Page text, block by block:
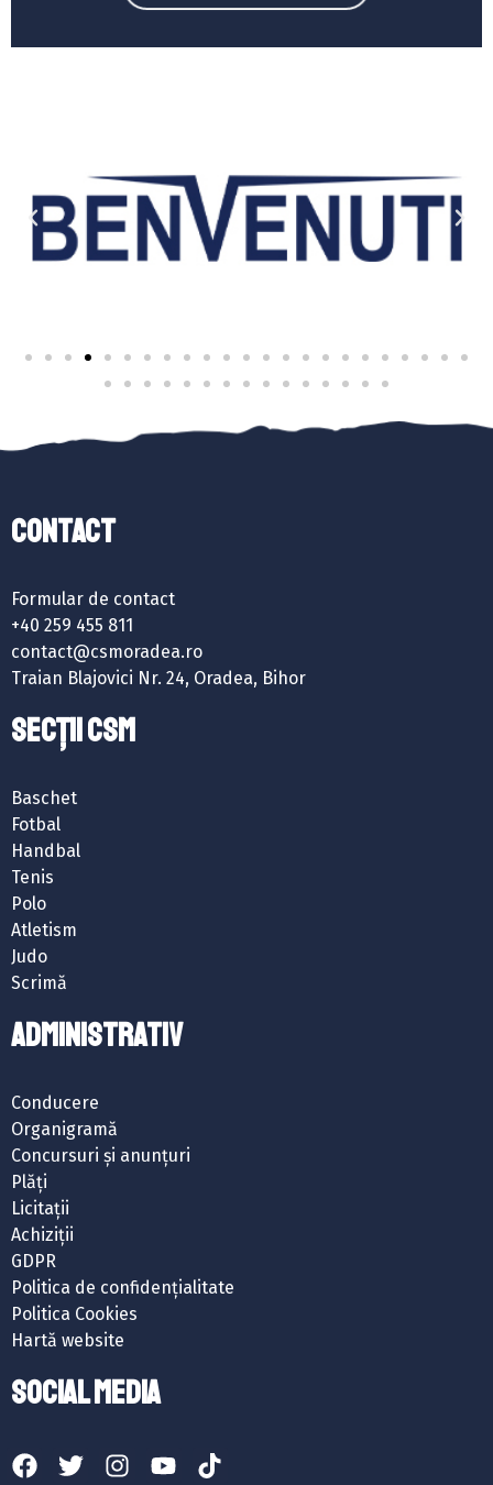
Contact
Formular de contact
+40 259 455 811
contact@csmoradea.ro
Traian Blajovici Nr. 24, Oradea, Bihor
SECȚII CSM
Baschet
Fotbal
Handbal
Tenis
Polo
Atletism
Judo
Scrimă
ADMINISTRATIV
Conducere
Organigramă
Concursuri și anunțuri
Plăți
Licitații
Achiziții
GDPR
Politica de confidențialitate
Politica Cookies
Hartă website
SOCIAL MEDIA